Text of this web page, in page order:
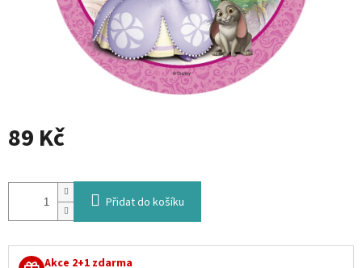
89 Kč
cena:
Přidat do košíku
Akce 2+1 zdarma